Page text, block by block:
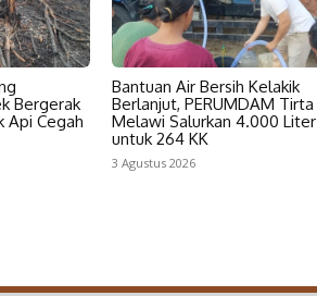
Bergerak
Api Cegah
Bantuan Air Bersih Kelakik
Berlanjut, PERUMDAM Tirta
Melawi Salurkan 4.000 Liter
untuk 264 KK
3 Agustus 2026